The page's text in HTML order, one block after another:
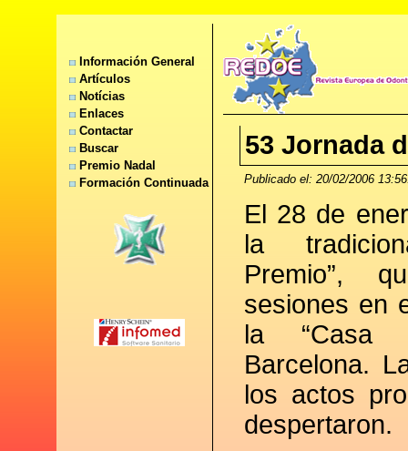
Información General
Artículos
Notícias
Enlaces
Contactar
Buscar
Premio Nadal
Formación Continuada
53 Jornada
Publicado el: 20/02/2006
El 28 de
la
Premio”,
sesiones en
la “Casa
Barcelona.
los actos
despertaron.